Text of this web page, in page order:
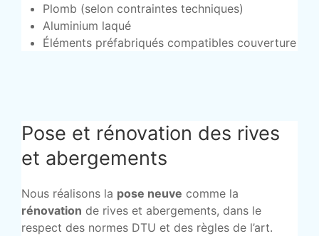
Plomb (selon contraintes techniques)
Aluminium laqué
Éléments préfabriqués compatibles couverture
Pose et rénovation des rives
et abergements
Nous réalisons la pose neuve comme la
rénovation de rives et abergements, dans le
respect des normes DTU et des règles de l’art.